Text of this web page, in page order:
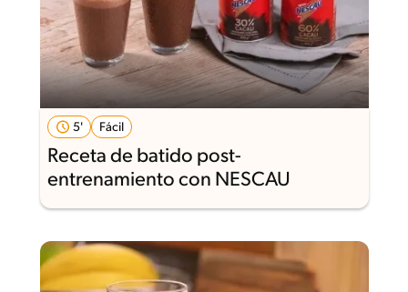
5' Fácil
Receta de batido post-
entrenamiento con NESCAU